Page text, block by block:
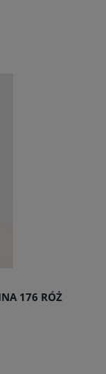
176 RÓŻ